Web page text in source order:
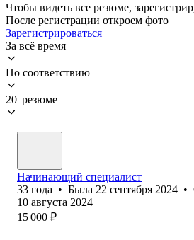
Чтобы видеть все резюме,
После регистрации откроем фото
Зарегистрироваться
За всё время
По соответствию
20 резюме
Начинающий специалист
33 года • Была 22 сентября 2024 •
10 августа 2024
15 000 ₽